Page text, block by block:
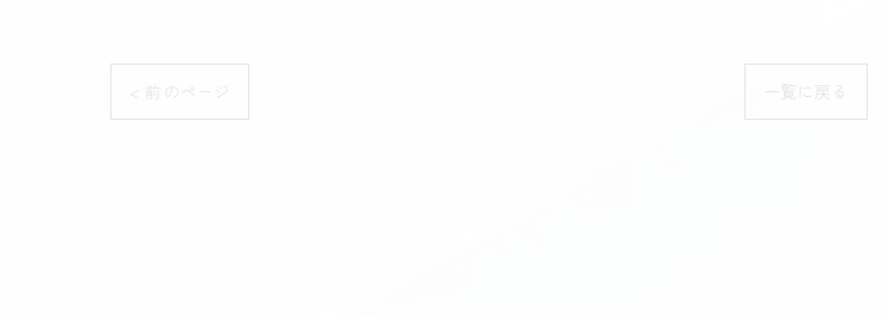
< 前のページ 一覧に戻る